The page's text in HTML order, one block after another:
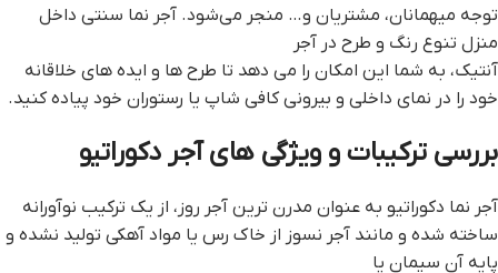
توجه میهمانان، مشتریان و… منجر می‌شود. آجر نما سنتی داخل
منزل تنوع رنگ و طرح در آجر
آنتیک، به شما این امکان را می دهد تا طرح ها و ایده های خلاقانه
خود را در نمای داخلی و بیرونی کافی شاپ یا رستوران خود پیاده کنید.
بررسی ترکیبات و ویژگی های آجر دکوراتیو
آجر نما دکوراتیو به عنوان مدرن ترین آجر روز، از یک ترکیب نوآورانه
ساخته شده و مانند آجر نسوز از خاک رس یا مواد آهکی تولید نشده و
پایه آن سیمان یا